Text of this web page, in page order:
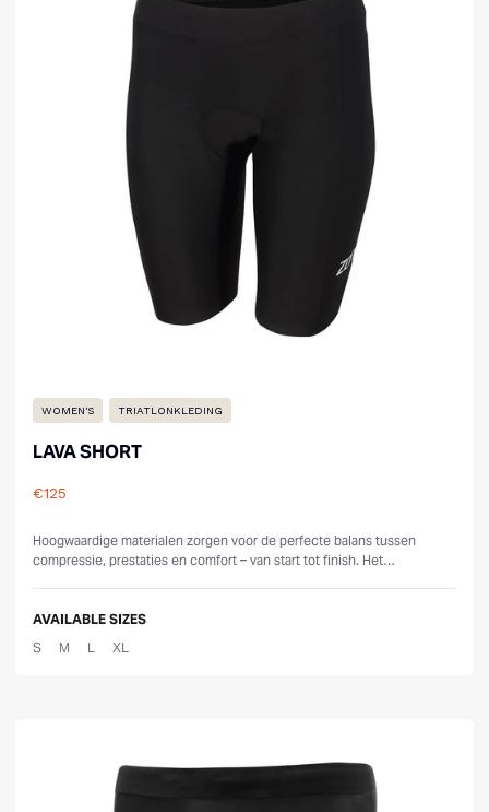
WOMEN'S TRIATLONKLEDING
LAVA SHORT
€125
Hoogwaardige materialen zorgen voor de perfecte balans tussen
compressie, prestaties en comfort – van start tot finish. Het
AVAILABLE SIZES
S
M L XL